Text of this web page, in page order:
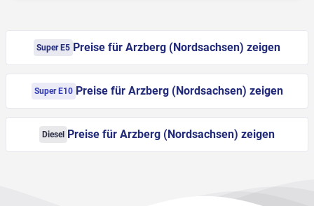
Super E5 Preise für Arzberg (Nordsachsen) zeigen
Super E10 Preise für Arzberg (Nordsachsen) zeigen
Diesel Preise für Arzberg (Nordsachsen) zeigen